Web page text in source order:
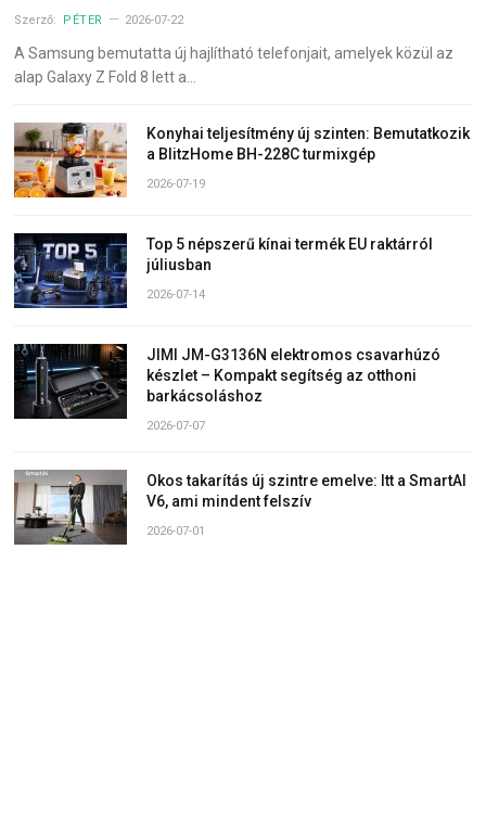
Szerző: PÉTER 2026-07-22
A Samsung bemutatta új hajlítható telefonjait, amelyek közül az
alap Galaxy Z Fold 8 lett a…
Konyhai teljesítmény új szinten: Bemutatkozik
a BlitzHome BH-228C turmixgép
2026-07-19
Top 5 népszerű kínai termék EU raktárról
júliusban
2026-07-14
JIMI JM-G3136N elektromos csavarhúzó
készlet – Kompakt segítség az otthoni
barkácsoláshoz
2026-07-07
Okos takarítás új szintre emelve: Itt a SmartAI
V6, ami mindent felszív
2026-07-01